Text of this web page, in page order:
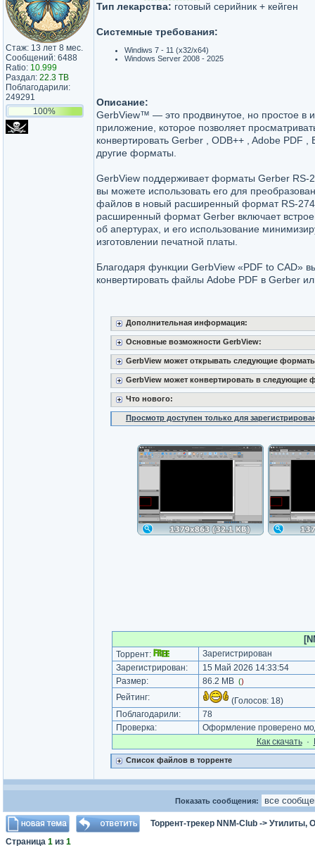
Стаж: 13 лет 8 мес.
Сообщений: 6488
Ratio: 10.999
Раздал: 22.3 TB
Поблагодарили:
249291
100%
Тип лекарства: готовый серийник + кейген
Системные требования:
Windiws 7 - 11 (x32/x64)
Windows Server 2008 - 2025
Описание:
GerbView™ — это продвинутое, но простое в
приложение, которое позволяет
конвертировать Gerber , ODB++ , Adobe PDF ,
другие форматы.
GerbView поддерживает форматы Gerber RS-
вы можете использовать его для
файлов в новый расширенный формат RS-
расширенный формат Gerber включает
об апертурах, и его использование
изготовлении печатной платы.
Благодаря функции GerbView «PDF to CAD»
конвертировать файлы Adobe PDF в Gerber
Дополнительная информация:
Основные возможности GerbView:
GerbView может открывать следующие
GerbView может конвертировать в следующие
Что нового:
Просмотр доступен только для
Торрент:
Зарегистрирован
Зарегистрирован:
15 Май 2026 14:33:54
Размер:
86.2 MB ()
Рейтинг: (Голосов: 18)
Поблагодарили:
78
Проверка:
Оформление проверено
Как cкачать·
Список файлов в торренте
Показать сообщения:
Торрент-трекер NNM-Club -> Утилиты,
Страница 1 из 1